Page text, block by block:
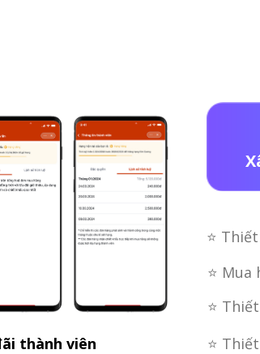
⭐
⭐
⭐
⭐
thành viên